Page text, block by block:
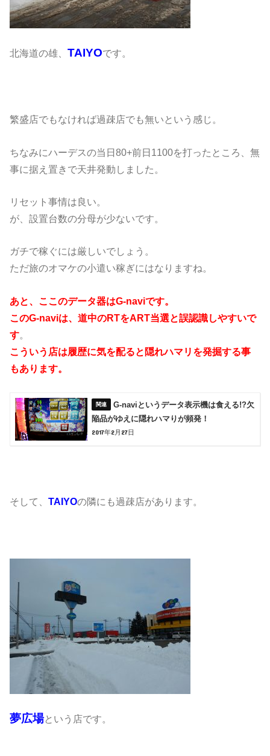
北海道の雄、TAIYOです。
繁盛店でもなければ過疎店でも無いという感じ。
ちなみにハーデスの当日80+前日1100を打ったところ、無
事に据え置きで天井発動しました。
リセット事情は良い。
が、設置台数の分母が少ないです。
ガチで稼ぐには厳しいでしょう。
ただ旅のオマケの小遣い稼ぎにはなりますね。
あと、ここのデータ器はG-naviです。
このG-naviは、道中のRTをART当選と誤認識しやすいで
す。
こういう店は履歴に気を配ると隠れハマリを発掘する事
もあります。
G-naviというデータ表示機は食える!?欠
陥品がゆえに隠れハマりが頻発！
2017年2月27日
そして、TAIYOの隣にも過疎店があります。
夢広場という店です。